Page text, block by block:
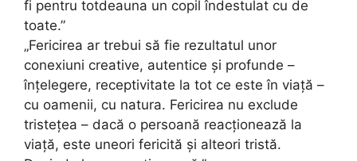
fi pentru totdeauna un copil îndestulat cu de
toate.”
„Fericirea ar trebui să fie rezultatul unor
conexiuni creative, autentice și profunde –
înțelegere, receptivitate la tot ce este în viață –
cu oamenii, cu natura. Fericirea nu exclude
tristețea – dacă o persoană reacționează la
viață, este uneori fericită și alteori tristă.